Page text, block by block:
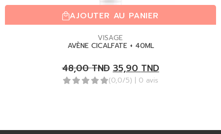
AJOUTER AU PANIER
VISAGE
AVÈNE CICALFATE + 40ML
48,00TND 35,90TND
(0,0/5) | 0 avis